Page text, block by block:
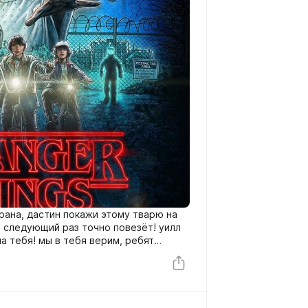
дастин покажи этому тварю на
раз точно повезёт! уилл
тебя! мы в тебя верим, ребят
верим! дададада!! молодец уилл ты
вам завтра в школу! ну мам